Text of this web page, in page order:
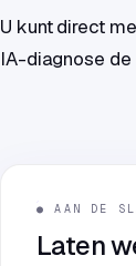
U kunt direct
IA-diagnose
● AAN DE
Laten